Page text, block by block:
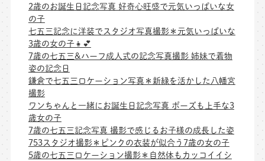
2歳のお誕生日記念写真 好奇心旺盛で元気いっぱいな女
の子
七五三記念に洋装でスタジオ写真撮影＊元気いっぱいな
3歳の女の子👧💕
7歳の七五三&ハーフ成人式の記念写真撮影 姉妹で着物
姿の記念日
鎌倉で七五三ロケーション写真＊新緑を活かした八幡宮
撮影
ワンちゃんと一緒にお誕生日記念写真 ポーズも上手な3
歳女の子
7歳の七五三記念写真 撮影で感じるお子様の成長した姿
753スタジオ撮影＊ピンクの衣装が似合う7歳の女の子
5歳の七五三ロケーション撮影＊自然体もカッコイイシ